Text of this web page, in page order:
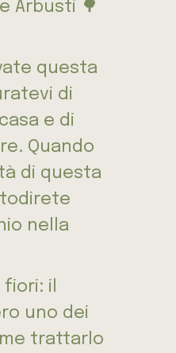
Arbusti 🌳
questa
di
e di
Quando
di questa
nella
il
uno dei
trattarlo